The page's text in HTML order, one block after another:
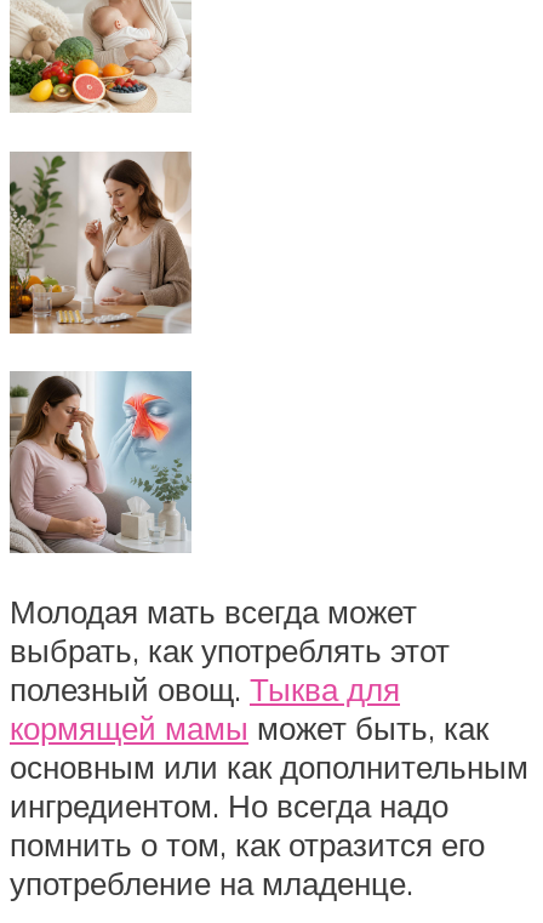
Молодая мать всегда может
выбрать, как употреблять этот
полезный овощ. Тыква для
кормящей мамы может быть, как
основным или как дополнительным
ингредиентом. Но всегда надо
помнить о том, как отразится его
употребление на младенце.